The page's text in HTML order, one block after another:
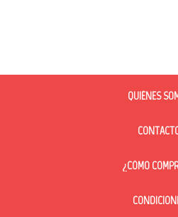
QUIÉNES
¿CÓMO